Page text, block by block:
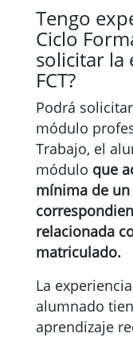
Tengo
Ciclo
solicitar la
FCT?
Podrá
módulo
Trabajo, el
módulo que
mínima de
relacionada
matriculado.
La
alumnado
aprendizaje